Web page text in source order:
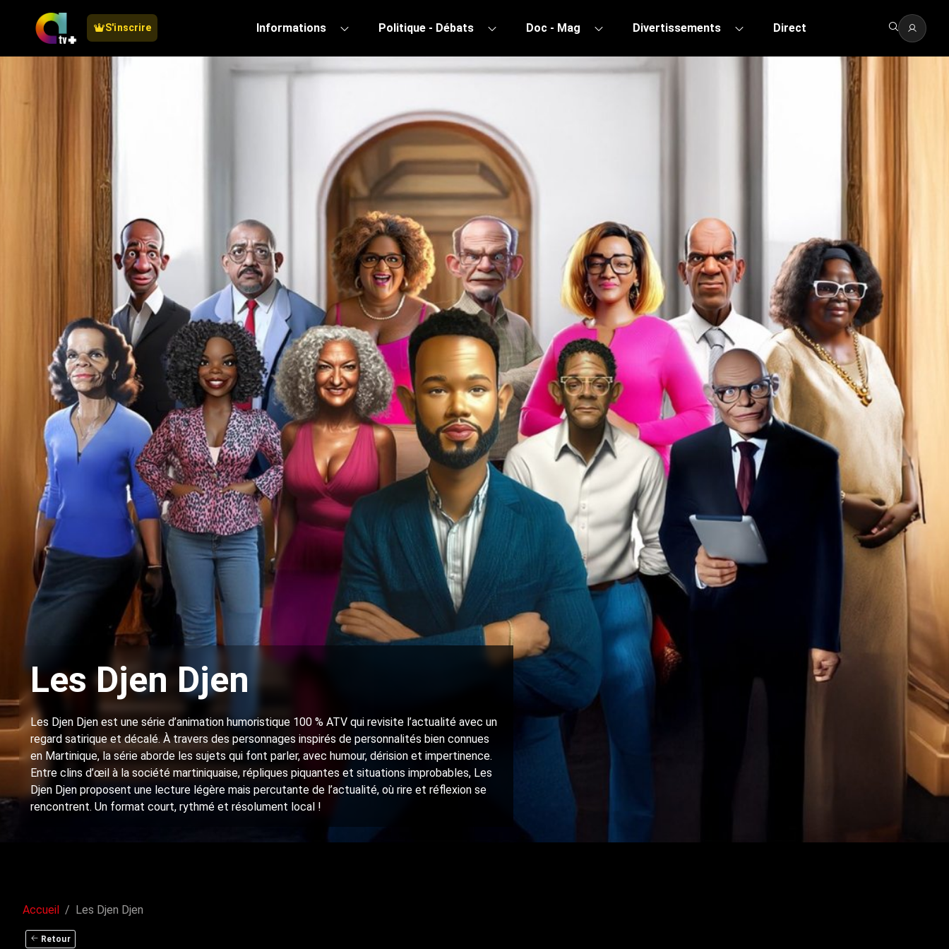
S'inscrire Informations Politique - Débats Doc - Mag Divertissements Direct
Les Djen Djen
Les Djen Djen est une série d’animation humoristique 100 % ATV qui revisite l’actualité avec un
regard satirique et décalé. À travers des personnages inspirés de personnalités bien connues
en Martinique, la série aborde les sujets qui font parler, avec humour, dérision et impertinence.
Entre clins d’œil à la société martiniquaise, répliques piquantes et situations improbables, Les
Djen Djen proposent une lecture légère mais percutante de l’actualité, où rire et réflexion se
rencontrent. Un format court, rythmé et résolument local !
Accueil Les Djen Djen
Retour